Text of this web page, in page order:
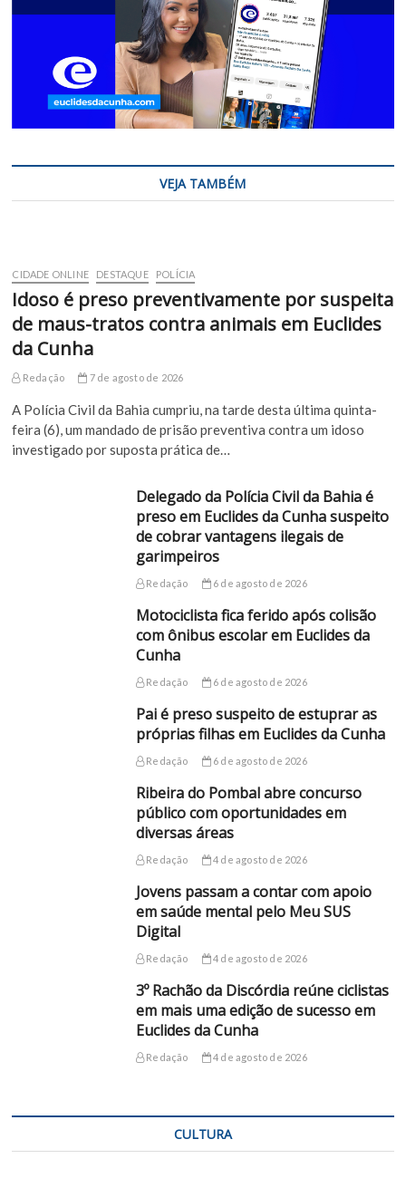
VEJA TAMBÉM
CIDADE ONLINE DESTAQUE POLÍCIA
Idoso é preso preventivamente por suspeita
de maus-tratos contra animais em Euclides
da Cunha
Redação 7 de agosto de 2026
A Polícia Civil da Bahia cumpriu, na tarde desta última quinta-
feira (6), um mandado de prisão preventiva contra um idoso
investigado por suposta prática de…
Delegado da Polícia Civil da Bahia é
preso em Euclides da Cunha suspeito
de cobrar vantagens ilegais de
garimpeiros
Redação 6 de agosto de 2026
Motociclista fica ferido após colisão
com ônibus escolar em Euclides da
Cunha
Redação 6 de agosto de 2026
Pai é preso suspeito de estuprar as
próprias filhas em Euclides da Cunha
Redação 6 de agosto de 2026
Ribeira do Pombal abre concurso
público com oportunidades em
diversas áreas
Redação 4 de agosto de 2026
Jovens passam a contar com apoio
em saúde mental pelo Meu SUS
Digital
Redação 4 de agosto de 2026
3º Rachão da Discórdia reúne ciclistas
em mais uma edição de sucesso em
Euclides da Cunha
Redação 4 de agosto de 2026
CULTURA